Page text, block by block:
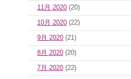
11月 2020 (20)
10月 2020 (22)
9月 2020 (21)
8月 2020 (20)
7月 2020 (22)